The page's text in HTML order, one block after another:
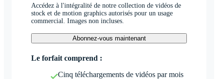
Accédez à l'intégralité de notre collection de vidéos de
stock et de motion graphics autorisés pour un usage
commercial. Images non incluses.
Abonnez-vous maintenant
Le forfait comprend :
Cinq téléchargements de vidéos par mois